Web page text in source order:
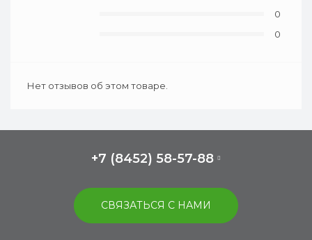
0
0
Нет отзывов об этом товаре.
+7 (8452) 58-57-88
СВЯЗАТЬСЯ С НАМИ